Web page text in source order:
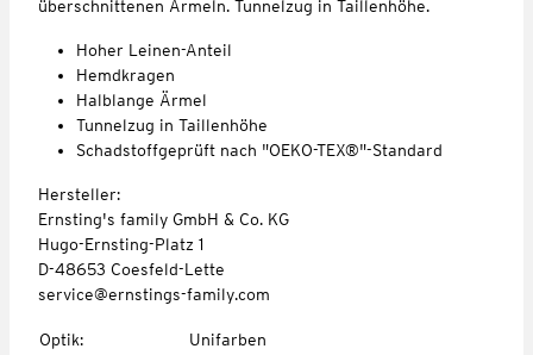
überschnittenen Ärmeln. Tunnelzug in Taillenhöhe.
Hoher Leinen-Anteil
Hemdkragen
Halblange Ärmel
Tunnelzug in Taillenhöhe
Schadstoffgeprüft nach "OEKO-TEX®"-Standard
Hersteller:
Ernsting's family GmbH & Co. KG
Hugo-Ernsting-Platz 1
D-48653 Coesfeld-Lette
service@ernstings-family.com
Optik:
Unifarben